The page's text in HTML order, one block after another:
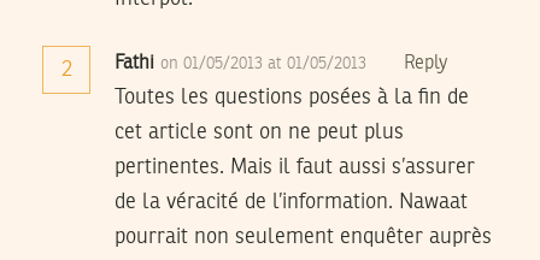
2 Fathi on 01/05/2013 at 01/05/2013 Reply
Toutes les questions posées à la fin de
cet article sont on ne peut plus
pertinentes. Mais il faut aussi s’assurer
de la véracité de l’information. Nawaat
pourrait non seulement enquêter auprès